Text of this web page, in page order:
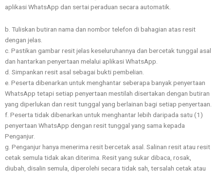
aplikasi WhatsApp dan sertai peraduan secara automatik.
b. Tuliskan butiran nama dan nombor telefon di bahagian atas resit
dengan jelas.
c. Pastikan gambar resit jelas keseluruhannya dan bercetak tunggal asal
dan hantarkan penyertaan melalui aplikasi WhatsApp.
d. Simpankan resit asal sebagai bukti pembelian.
e. Peserta dibenarkan untuk menghantar seberapa banyak penyertaan
WhatsApp tetapi setiap penyertaan mestilah disertakan dengan butiran
yang diperlukan dan resit tunggal yang berlainan bagi setiap penyertaan.
f. Peserta tidak dibenarkan untuk menghantar lebih daripada satu (1)
penyertaan WhatsApp dengan resit tunggal yang sama kepada
Penganjur.
g. Penganjur hanya menerima resit bercetak asal. Salinan resit atau resit
cetak semula tidak akan diterima. Resit yang sukar dibaca, rosak,
diubah, disalin semula, diperolehi secara tidak sah, tersalah cetak atau